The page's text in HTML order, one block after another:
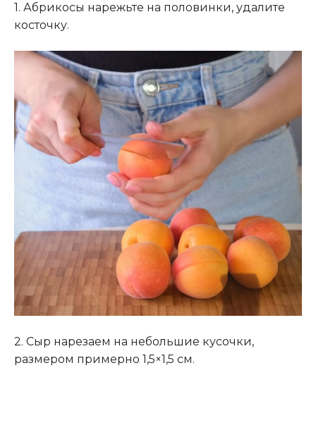
1. Абрикосы нарежьте на половинки, удалите
косточку.
2. Сыр нарезаем на небольшие кусочки,
размером примерно 1,5×1,5 см.